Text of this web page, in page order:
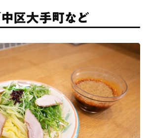
区大手町など